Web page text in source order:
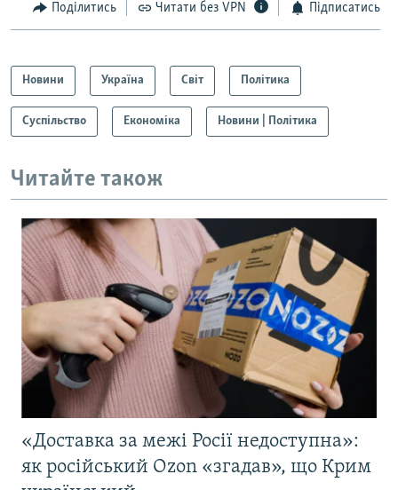
Поділитись Читати без VPN Підписатись
Новини Україна Світ Політика
Суспільство Економіка Новини | Політика
Читайте також
«Доставка за межі Росії недоступна»:
як російський Ozon «згадав», що Крим